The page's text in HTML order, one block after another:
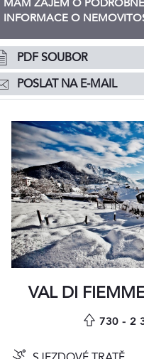
MÁM ZÁJEM O
INFORMACE O
PDF SOUBOR
POSLAT NA E-MAIL
VAL DI
730 - 2